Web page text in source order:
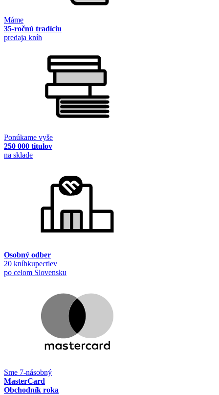
Máme
35-ročnú tradíciu
predaja kníh
Ponúkame vyše
250 000 titulov
na sklade
Osobný odber
20 kníhkupectiev
po celom Slovensku
Sme 7-násobný
MasterCard
Obchodník roka